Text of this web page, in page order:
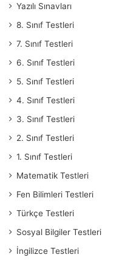
Yazılı Sınavları
8. Sınıf Testleri
7. Sınıf Testleri
6. Sınıf Testleri
5. Sınıf Testleri
4. Sınıf Testleri
3. Sınıf Testleri
2. Sınıf Testleri
1. Sınıf Testleri
Matematik Testleri
Fen Bilimleri Testleri
Türkçe Testleri
Sosyal Bilgiler Testleri
İngilizce Testleri